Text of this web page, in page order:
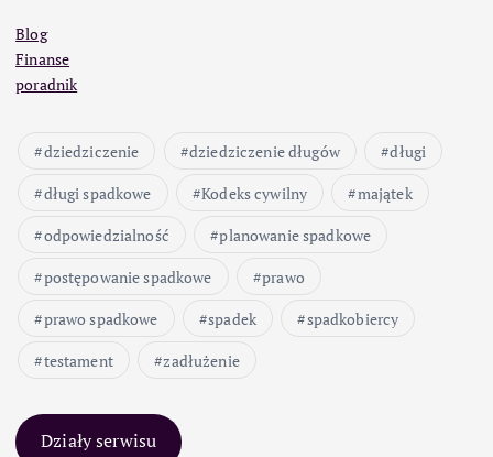
Blog
Finanse
poradnik
dziedziczenie dziedziczenie długów
długi
długi spadkowe
Kodeks cywilny
majątek
odpowiedzialność
planowanie spadkowe
postępowanie spadkowe
prawo
prawo spadkowe
spadek
spadkobiercy
testament
zadłużenie
Działy serwisu